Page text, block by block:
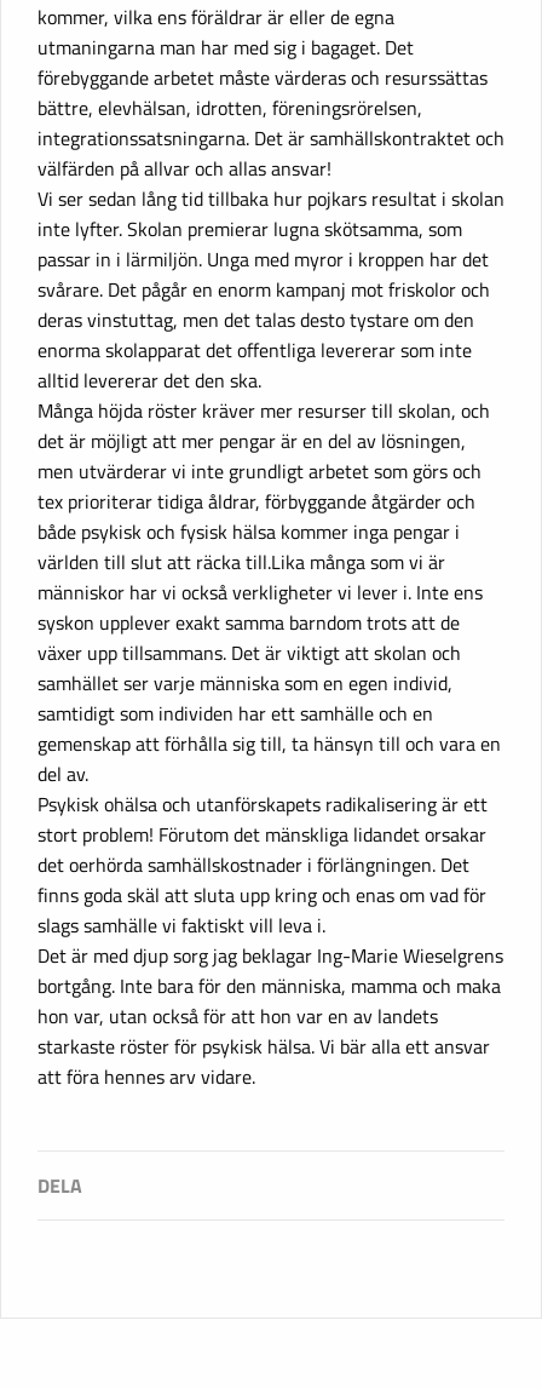
kommer, vilka ens föräldrar är eller de egna
utmaningarna man har med sig i bagaget. Det
förebyggande arbetet måste värderas och resurssättas
bättre, elevhälsan, idrotten, föreningsrörelsen,
integrationssatsningarna. Det är samhällskontraktet och
välfärden på allvar och allas ansvar!
Vi ser sedan lång tid tillbaka hur pojkars resultat i skolan
inte lyfter. Skolan premierar lugna skötsamma, som
passar in i lärmiljön. Unga med myror i kroppen har det
svårare. Det pågår en enorm kampanj mot friskolor och
deras vinstuttag, men det talas desto tystare om den
enorma skolapparat det offentliga levererar som inte
alltid levererar det den ska.
Många höjda röster kräver mer resurser till skolan, och
det är möjligt att mer pengar är en del av lösningen,
men utvärderar vi inte grundligt arbetet som görs och
tex prioriterar tidiga åldrar, förbyggande åtgärder och
både psykisk och fysisk hälsa kommer inga pengar i
världen till slut att räcka till.Lika många som vi är
människor har vi också verkligheter vi lever i. Inte ens
syskon upplever exakt samma barndom trots att de
växer upp tillsammans. Det är viktigt att skolan och
samhället ser varje människa som en egen individ,
samtidigt som individen har ett samhälle och en
gemenskap att förhålla sig till, ta hänsyn till och vara en
del av.
Psykisk ohälsa och utanförskapets radikalisering är ett
stort problem! Förutom det mänskliga lidandet orsakar
det oerhörda samhällskostnader i förlängningen. Det
finns goda skäl att sluta upp kring och enas om vad för
slags samhälle vi faktiskt vill leva i.
Det är med djup sorg jag beklagar Ing-Marie Wieselgrens
bortgång. Inte bara för den människa, mamma och maka
hon var, utan också för att hon var en av landets
starkaste röster för psykisk hälsa. Vi bär alla ett ansvar
att föra hennes arv vidare.